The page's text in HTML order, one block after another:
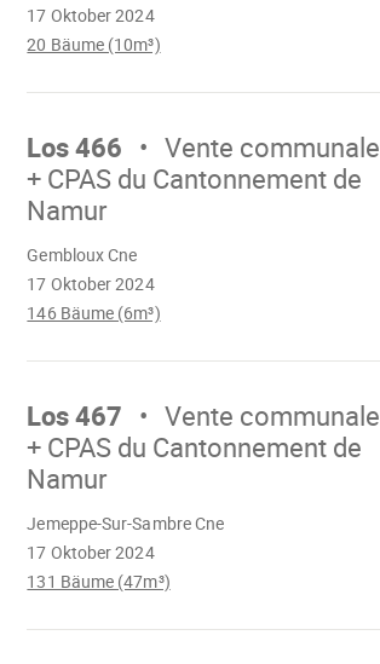
17 Oktober 2024
20 Bäume (10m³)
Mach
Los 466
Vente communale
+ CPAS du Cantonnement de
Namur
17 Oktober 2024
Gembloux Cne
146 Bäume (6m³)
Mach
Los 467
Vente communale
+ CPAS du Cantonnement de
Namur
17 Oktober 2024
Jemeppe-Sur-Sambre Cne
131 Bäume (47m³)
geladen
Mach